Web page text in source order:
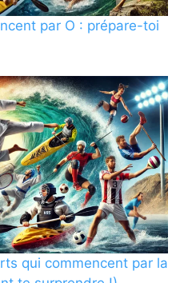
par O : prépare-toi
qui commencent par la